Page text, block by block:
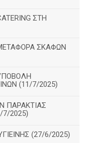
ΣΤΗ
ΣΚΑΦΩΝ
(11/7/2025)
ΠΑΡΑΚΤΙΑΣ
2025)
(27/6/2025)